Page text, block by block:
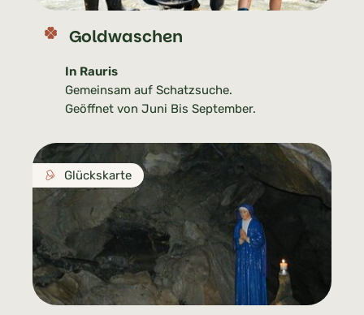
Goldwaschen
In Rauris
Gemeinsam auf Schatzsuche.
Geöffnet von Juni Bis September.
Glückskarte